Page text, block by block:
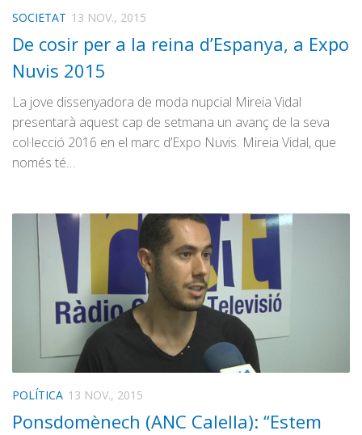
SOCIETAT 13 NOV., 2015
De cosir per a la reina d’Espanya, a Expo
Nuvis 2015
La jove dissenyadora de moda nupcial Mireia Vidal
presentarà aquest cap de setmana un avanç de la seva
col·lecció 2016 en el marc d’Expo Nuvis. Mireia Vidal, que
només té…
POLÍTICA 13 NOV., 2015
Ponsdomènech (ANC Calella): “Estem